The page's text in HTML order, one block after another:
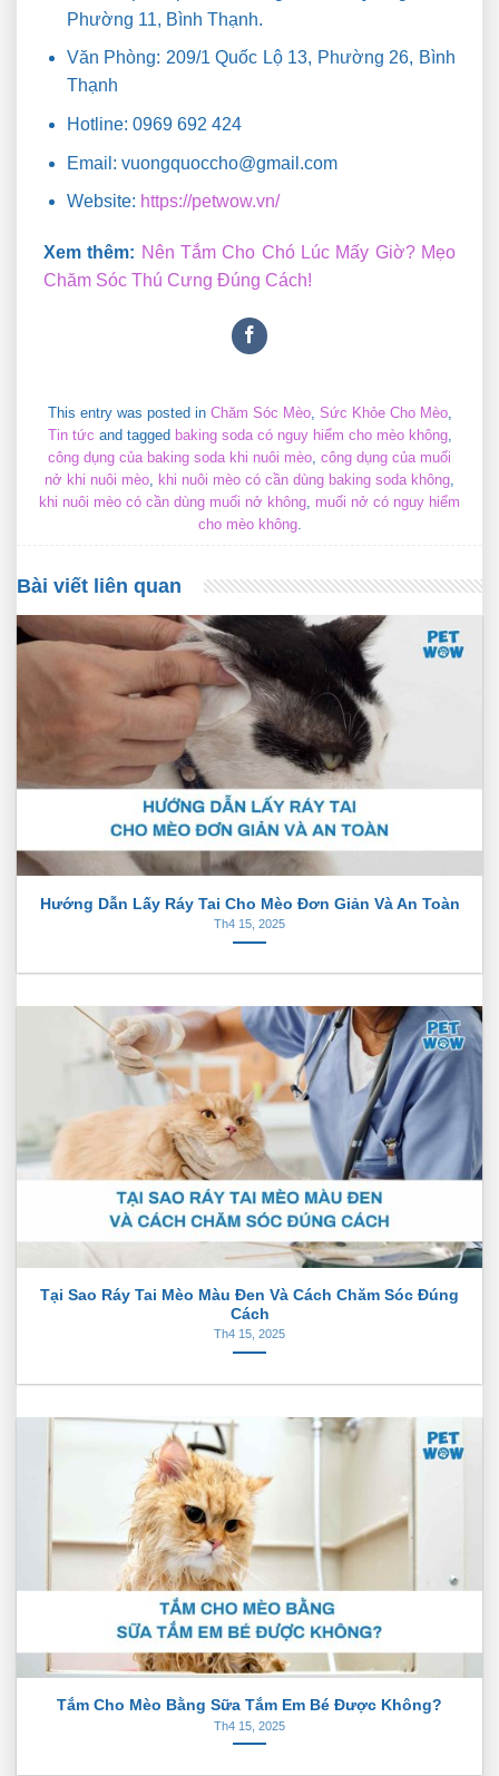
Phường 11, Bình Thạnh.
Văn Phòng: 209/1 Quốc Lộ 13, Phường 26, Bình
Thạnh
Hotline: 0969 692 424
Email: vuongquoccho@gmail.com
Website: https://petwow.vn/
Xem thêm: Nên Tắm Cho Chó Lúc Mấy Giờ? Mẹo
Chăm Sóc Thú Cưng Đúng Cách!
This entry was posted in Chăm Sóc Mèo, Sức Khỏe Cho Mèo,
Tin tức and tagged baking soda có nguy hiểm cho mèo không,
công dụng của baking soda khi nuôi mèo, công dụng của muối
nở khi nuôi mèo, khi nuôi mèo có cần dùng baking soda không,
khi nuôi mèo có cần dùng muối nở không, muối nở có nguy hiểm
cho mèo không.
Bài viết liên quan
Hướng Dẫn Lấy Ráy Tai Cho Mèo Đơn Giản Và An Toàn
Th4 15, 2025
Tại Sao Ráy Tai Mèo Màu Đen Và Cách Chăm Sóc Đúng
Cách
Th4 15, 2025
Tắm Cho Mèo Bằng Sữa Tắm Em Bé Được Không?
Th4 15, 2025